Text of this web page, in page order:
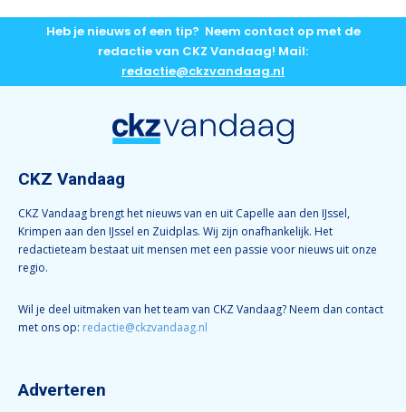
Heb je nieuws of een tip? Neem contact op met de
redactie van CKZ Vandaag! Mail:
redactie@ckzvandaag.nl
CKZ Vandaag
CKZ Vandaag brengt het nieuws van en uit Capelle aan den IJssel,
Krimpen aan den IJssel en Zuidplas. Wij zijn onafhankelijk. Het
redactieteam bestaat uit mensen met een passie voor nieuws uit onze
regio.
Wil je deel uitmaken van het team van CKZ Vandaag? Neem dan contact
met ons op: redactie@ckzvandaag.nl
Adverteren